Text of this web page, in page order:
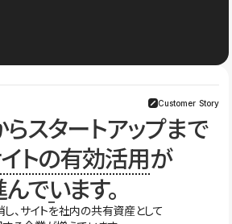
Customer Story
スタートアップまで
トの有効活用が
でいます。
、サイトを社内の共有資産として